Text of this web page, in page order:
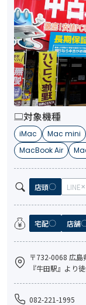
対象機種
iMac Mac mini
MacBook Air
店頭 LINE
宅配 店舗
〒732-0068 広島
『牛田駅』より
082-221-1995